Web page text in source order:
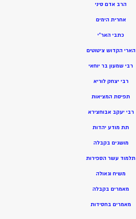
הרב אדם סיני
אחרית הימים
כתבי האר”י
הארי הקדוש ציטוטים
רבי שמעון בר יוחאי
רבי יצחק לוריא
תפיסת המציאות
רבי יעקב אבוחצירא
תת מודע יהדות
מושגים בקבלה
תלמוד עשר הספירות
משיח וגאולה
מאמרים בקבלה
מאמרים בחסידות